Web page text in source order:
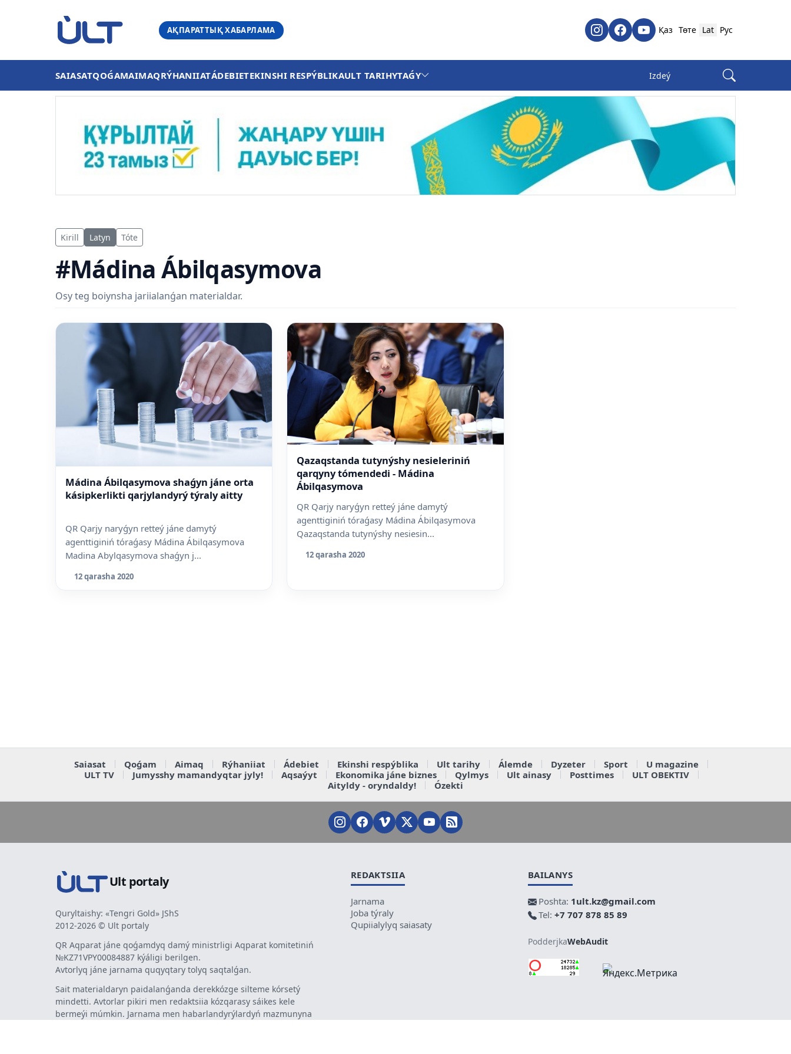
АҚПАРАТТЫҚ ХАБАРЛАМА Қаз Төте Lat Рус
SAIASATQOǴAMAIMAQRÝHANIIATÁDEBIETEKINSHI RESPÝBLIKAULT TARIHYTAǴY
Kirill Latyn Tóte
#Mádina Ábilqasymova
Osy teg boiynsha jariialanǵan materialdar.
Mádina Ábilqasymova shaǵyn jáne orta
kásipkerlikti qarjylandyrý týraly aitty
QR Qarjy naryǵyn retteý jáne damytý
agenttiginiń tóraǵasy Mádina Ábilqasymova
Madina Abylqasymova shaǵyn j...
12 qarasha 2020
Qazaqstanda tutynýshy nesieleriniń
qarqyny tómendedi - Mádina
Ábilqasymova
QR Qarjy naryǵyn retteý jáne damytý
agenttiginiń tóraǵasy Mádina Ábilqasymova
Qazaqstanda tutynýshy nesiesin...
12 qarasha 2020
Saiasat Qoǵam Aimaq Rýhaniiat Ádebiet Ekinshi respýblika Ult tarihy Álemde Dyzeter Sport
U magazine
ULT TV
Jumysshy mamandyqtar jyly! Aqsaýyt Ekonomika jáne biznes Qylmys Ult ainasy Posttimes
ULT OBEKTIV
Aityldy - oryndaldy!
Ózekti
Ult portaly
Quryltaishy: «Tengri Gold» JShS
2012-2026 © Ult portaly
QR Aqparat jáne qoǵamdyq damý ministrligi Aqparat komitetiniń
№KZ71VPY00084887 kýáligi berilgen.
Avtorlyq jáne jarnama quqyqtary tolyq saqtalǵan.
Sait materialdaryn paidalanǵanda derekkózge silteme kórsetý
mindetti. Avtorlar pikiri men redaktsiia kózqarasy sáikes kele
bermeýi múmkin. Jarnama men habarlandyrýlardyń mazmunyna
REDAKTSIIA
Jarnama
Joba týraly
Qupiialylyq saiasaty
BAILANYS
Poshta: 1ult.kz@gmail.com
Tel: +7 707 878 85 89
PodderjkaWebAudit